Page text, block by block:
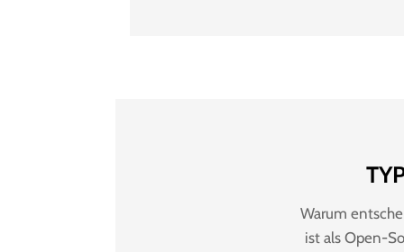
Warum
ist als Open-